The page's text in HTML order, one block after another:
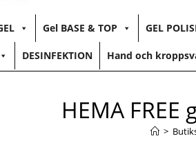
Gel BASE & TOP GEL
DESINFEKTION Hand och
HEMA
>